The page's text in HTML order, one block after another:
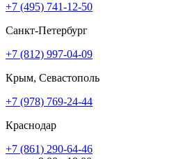
+7 (495) 741-12-50
Санкт-Петербург
+7 (812) 997-04-09
Крым, Севастополь
+7 (978) 769-24-44
Краснодар
+7 (861) 290-64-46